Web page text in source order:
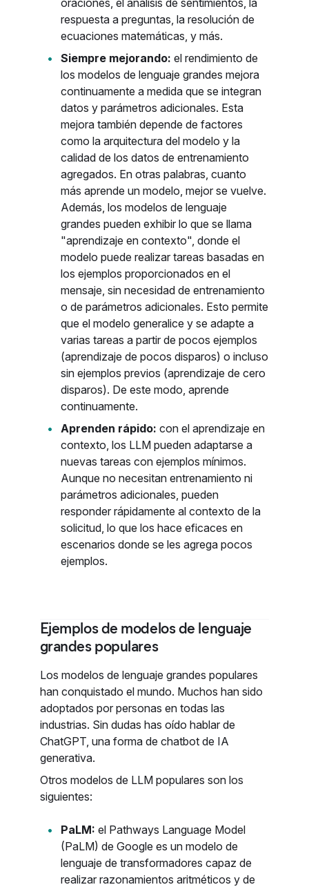
oraciones, el análisis de sentimientos, la
respuesta a preguntas, la resolución de
ecuaciones matemáticas, y más.
Siempre mejorando: el rendimiento de
los modelos de lenguaje grandes mejora
continuamente a medida que se integran
datos y parámetros adicionales. Esta
mejora también depende de factores
como la arquitectura del modelo y la
calidad de los datos de entrenamiento
agregados. En otras palabras, cuanto
más aprende un modelo, mejor se vuelve.
Además, los modelos de lenguaje
grandes pueden exhibir lo que se llama
"aprendizaje en contexto", donde el
modelo puede realizar tareas basadas en
los ejemplos proporcionados en el
mensaje, sin necesidad de entrenamiento
o de parámetros adicionales. Esto permite
que el modelo generalice y se adapte a
varias tareas a partir de pocos ejemplos
(aprendizaje de pocos disparos) o incluso
sin ejemplos previos (aprendizaje de cero
disparos). De este modo, aprende
continuamente.
Aprenden rápido: con el aprendizaje en
contexto, los LLM pueden adaptarse a
nuevas tareas con ejemplos mínimos.
Aunque no necesitan entrenamiento ni
parámetros adicionales, pueden
responder rápidamente al contexto de la
solicitud, lo que los hace eficaces en
escenarios donde se les agrega pocos
ejemplos.
Ejemplos de modelos de lenguaje
grandes populares
Los modelos de lenguaje grandes populares
han conquistado el mundo. Muchos han sido
adoptados por personas en todas las
industrias. Sin dudas has oído hablar de
ChatGPT, una forma de chatbot de IA
generativa.
Otros modelos de LLM populares son los
siguientes:
PaLM: el Pathways Language Model
(PaLM) de Google es un modelo de
lenguaje de transformadores capaz de
realizar razonamientos aritméticos y de